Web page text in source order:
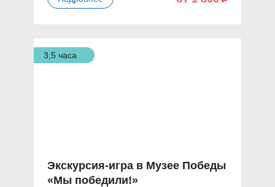
3,5 часа
Экскурсия-игра в Музее Победы
«Мы победили!»